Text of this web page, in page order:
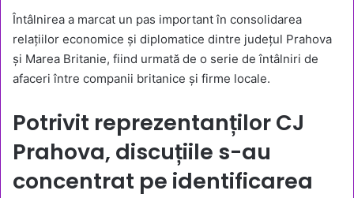
Întâlnirea a marcat un pas important în consolidarea
relațiilor economice și diplomatice dintre județul Prahova
și Marea Britanie, fiind urmată de o serie de întâlniri de
afaceri între companii britanice și firme locale.
Potrivit reprezentanților CJ
Prahova, discuțiile s-au
concentrat pe identificarea